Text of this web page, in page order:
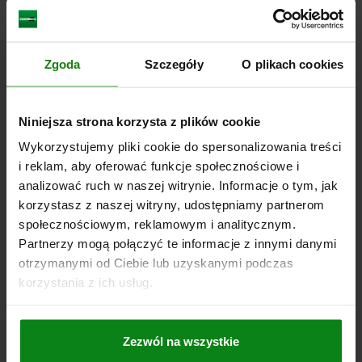
Zgoda Szczegóły O plikach cookies
Niniejsza strona korzysta z plików cookie
Wykorzystujemy pliki cookie do spersonalizowania treści
i reklam, aby oferować funkcje społecznościowe i
analizować ruch w naszej witrynie. Informacje o tym, jak
korzystasz z naszej witryny, udostępniamy partnerom
społecznościowym, reklamowym i analitycznym.
Partnerzy mogą połączyć te informacje z innymi danymi
otrzymanymi od Ciebie lub uzyskanymi podczas
korzystania z ich usług.
Zezwól na wszystkie
D2=33
L1=15
SIŁA SPRĘŻYNY POCZĄTEK F1 OK. N=15
SIŁA SPRĘŻYNY KONIEC F2 OK. N=32
71,45 PLN
plus VAT
plus koszty wysyłki
SZCZEGÓŁY
03089